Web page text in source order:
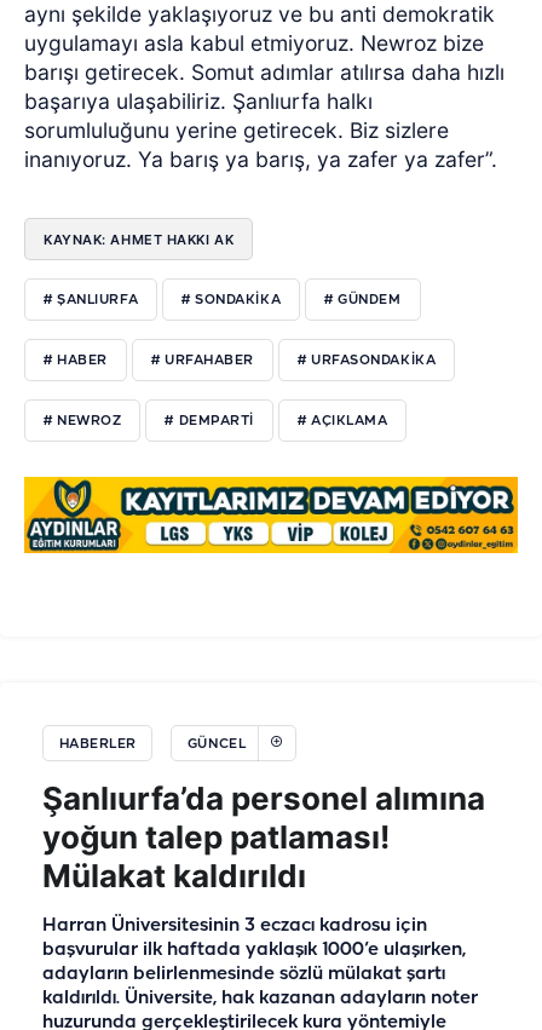
aynı şekilde yaklaşıyoruz ve bu anti demokratik
uygulamayı asla kabul etmiyoruz. Newroz bize
barışı getirecek. Somut adımlar atılırsa daha hızlı
başarıya ulaşabiliriz. Şanlıurfa halkı
sorumluluğunu yerine getirecek. Biz sizlere
inanıyoruz. Ya barış ya barış, ya zafer ya zafer”.
KAYNAK: AHMET HAKKI AK
# ŞANLIURFA # SONDAKIKA # GÜNDEM
# HABER # URFAHABER # URFASONDAKIKA
# NEWROZ # DEMPARTI # AÇIKLAMA
HABERLER GÜNCEL
Şanlıurfa’da personel alımına
yoğun talep patlaması!
Mülakat kaldırıldı
Harran Üniversitesinin 3 eczacı kadrosu için
başvurular ilk haftada yaklaşık 1000’e ulaşırken,
adayların belirlenmesinde sözlü mülakat şartı
kaldırıldı. Üniversite, hak kazanan adayların noter
huzurunda gerçekleştirilecek kura yöntemiyle